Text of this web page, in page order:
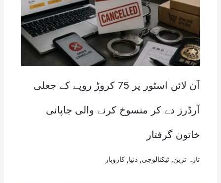
آن لائن اسٹور پر 75 کروڑ روپے کے جعلی
آرڈرز دے کر منسوخ کرنے والی جاپانی
خاتون گرفتار
تازہ ترین ٹیکنالوجی دنیا کاروبار